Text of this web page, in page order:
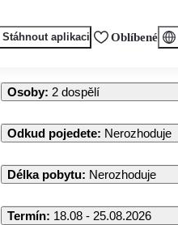
Stáhnout aplikaci Oblíbené
Osoby: 2 dospělí
Odkud pojedete: Nerozhoduje
Délka pobytu: Nerozhoduje
Termín: 18.08 - 25.08.2026